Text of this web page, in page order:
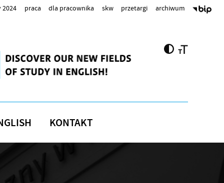
praca dla pracownika skw przetargi archiwum
KONTAKT